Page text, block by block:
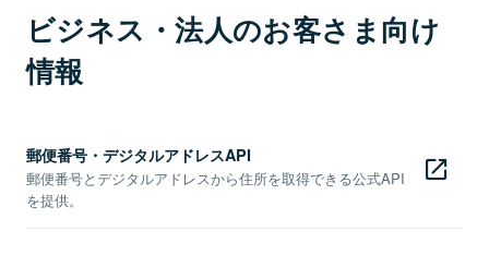
ビジネス・法人のお客さま向け
情報
郵便番号・デジタルアドレスAPI
郵便番号とデジタルアドレスから住所を取得できる公式API
を提供。